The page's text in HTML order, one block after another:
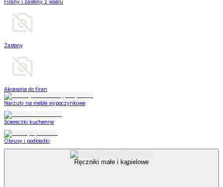
Firany i zasłony z woalu
Zasłony
Akcesoria do firan
Narzuty na meble wypoczynkowe
Ściereczki kuchenne
Obrusy i podkładki
Ręczniki małe i kąpielowe